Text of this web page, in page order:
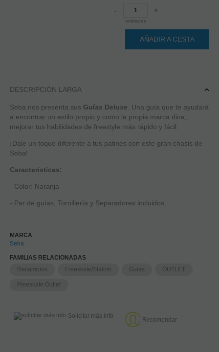
-
unidades
+
AÑADIR A CESTA
DESCRIPCIÓN LARGA
Seba nos presenta sus Guías Deluxe . Una guía que te ayudará
a encontrar un estilo propio y como la propia marca dice;
mejorar tus habilidades de freestyle más rápido y fácil.
¡Dale un toque diferente a tus patines con este gran chasis de
Seba!
Características:
- Color: Naranja
- Par de guías, Tornillería y Separadores incluidos
MARCA
Seba
FAMILIAS RELACIONADAS
Recambios
Freeskate/Slalom Guias OUTLET
Freeskate Outlet
Solicitar más info
Recomendar